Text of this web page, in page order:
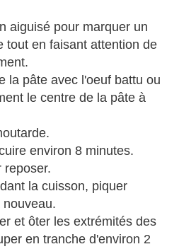
aiguisé pour marquer un
tout en faisant attention de
la pâte avec l'oeuf battu ou
le centre de la pâte à
environ 8 minutes.
reposer.
la cuisson, piquer
nouveau.
et ôter les extrémités des
en tranche d'environ 2